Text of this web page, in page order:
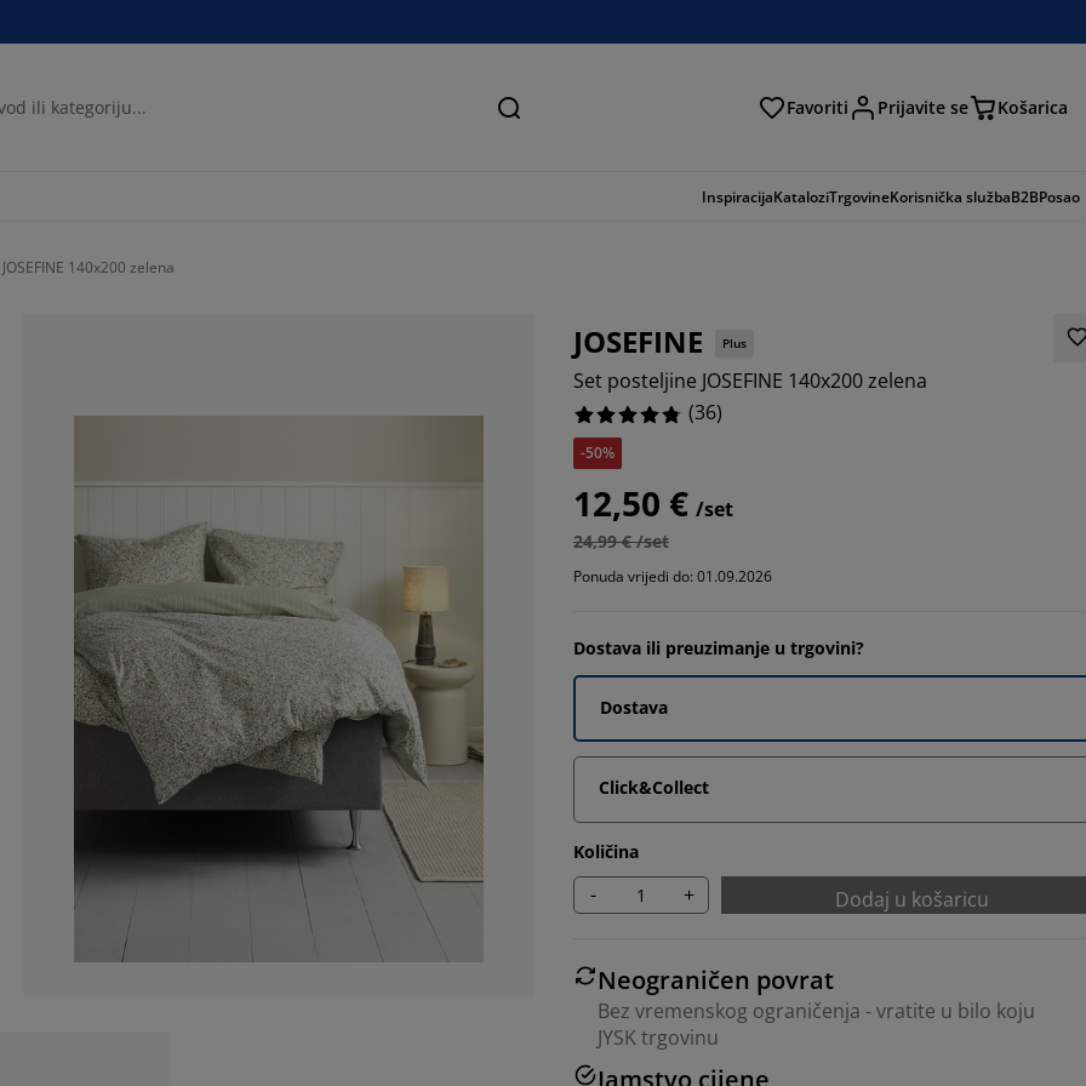
Pretraga Favoriti Prijavite se Košarica
InspiracijaKataloziTrgovineKorisnička službaB2BPosao
140x200 zelena
JOSEFINE Plus
Set posteljine JOSEFINE 140x200 zelena
(36)
-50%
12,50 € /set
24,99 € /set
Ponuda vrijedi do: 01.09.2026
Dostava ili preuzimanje u trgovini?
Dostava
Click&Collect
Količina
- + Dodaj u košaricu
Neograničen povrat
Bez vremenskog ograničenja - vratite u bilo koju
JYSK trgovinu
Jamstvo cijene
91.66666666666666%
2.7777777777777777%
2.7777777777777777%